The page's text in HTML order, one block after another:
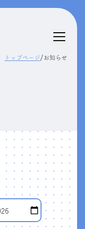
トップページ/ お知らせ